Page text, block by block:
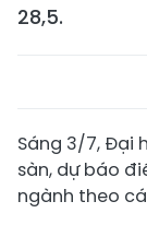
28,5.
Sáng 3/7, Đại
sàn, dự báo
ngành theo